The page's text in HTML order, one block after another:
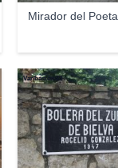
Mirador del Poeta
Vanbasten 23